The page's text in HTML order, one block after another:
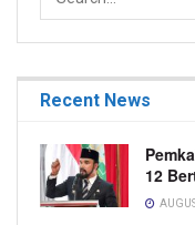
Recent News
12